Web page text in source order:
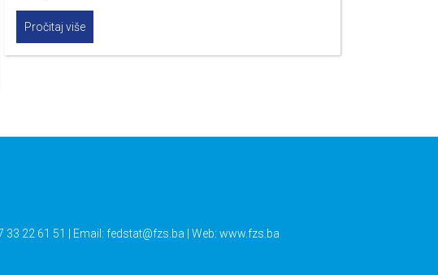
Pročitaj više
33 22 61 51 | Email: fedstat@fzs.ba | Web: www.fzs.ba